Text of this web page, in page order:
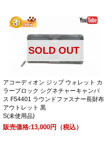
アコーディオン ジップ ウォレット カ
ラーブロック シグネチャーキャンバ
ス F54401 ラウンドファスナー長財布
アウトレット 黒
S(未使用品)
販売価格:13,000円 （税込）
SOLD OUT